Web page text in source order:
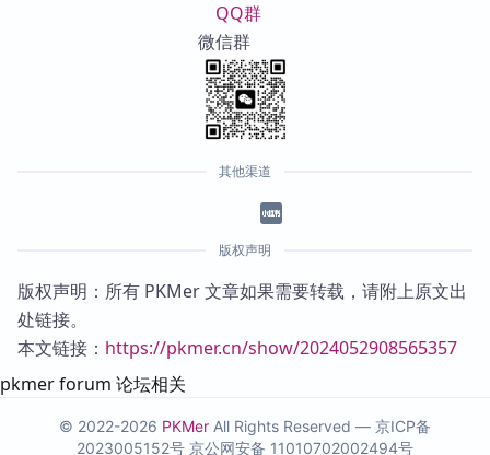
QQ群
微信群
其他渠道
版权声明
版权声明：所有 PKMer 文章如果需要转载，请附上原文出
处链接。
本文链接： https://pkmer.cn/show/2024052908565357
pkmer forum 论坛相关
© 2022-2026 PKMer All Rights Reserved — 京ICP备
2023005152号 京公网安备 11010702002494号